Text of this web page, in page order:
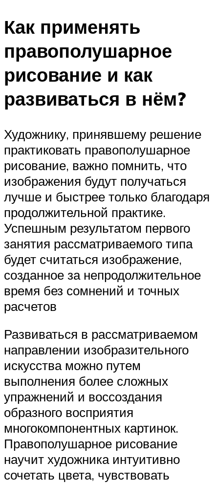
Как применять
правополушарное
рисование и как
развиваться в нём?
Художнику, принявшему решение
практиковать правополушарное
рисование, важно помнить, что
изображения будут получаться
лучше и быстрее только благодаря
продолжительной практике.
Успешным результатом первого
занятия рассматриваемого типа
будет считаться изображение,
созданное за непродолжительное
время без сомнений и точных
расчетов
Развиваться в рассматриваемом
направлении изобразительного
искусства можно путем
выполнения более сложных
упражнений и воссоздания
образного восприятия
многокомпонентных картинок.
Правополушарное рисование
научит художника интуитивно
сочетать цвета, чувствовать